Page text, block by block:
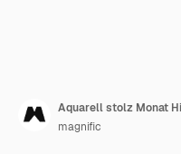
Aquarell stolz Monat
magnific